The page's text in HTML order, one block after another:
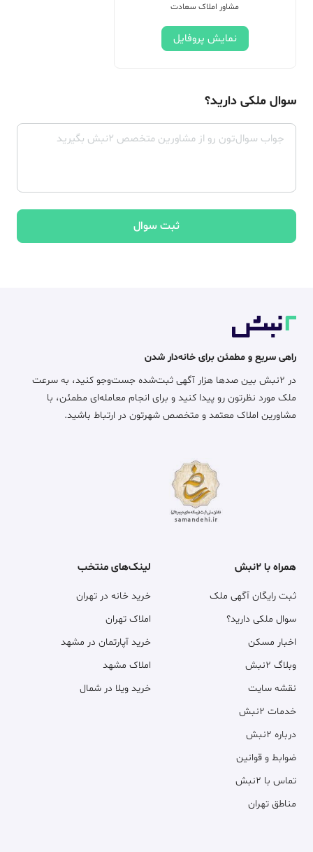
مشاور املاک سعادت
نمایش پروفایل
سوال ملکی دارید؟
ثبت سوال
راهی سریع و مطمئن برای خانه‌دار شدن
در ۲نبش بین صدها هزار آگهی ثبت‌شده جست‌وجو کنید، به سرعت
ملک مورد نظرتون رو پیدا کنید و برای انجام معامله‌ای مطمئن، با
مشاورین املاک معتمد و متخصص شهرتون در ارتباط باشید.
همراه با ۲نبش
ثبت رایگان آگهی ملک
سوال ملکی دارید؟
اخبار مسکن
وبلاگ ۲نبش
نقشه سایت
خدمات ۲نبش
درباره ۲نبش
ضوابط و قوانین
تماس با ۲نبش
مناطق تهران
لینک‌های منتخب
خرید خانه در تهران
املاک تهران
خرید آپارتمان در مشهد
املاک مشهد
خرید ویلا در شمال